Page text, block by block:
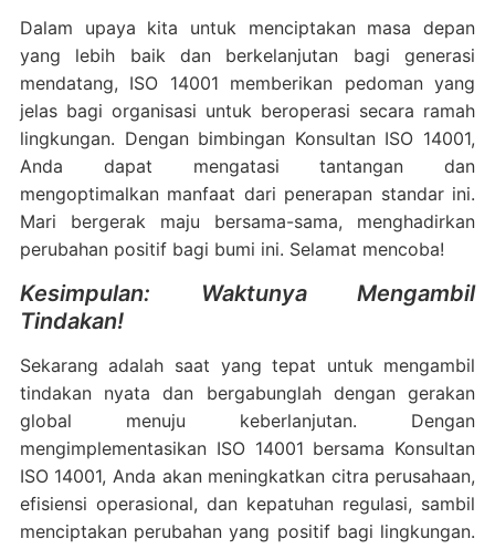
Dalam upaya kita untuk menciptakan masa depan
yang lebih baik dan berkelanjutan bagi generasi
mendatang, ISO 14001 memberikan pedoman yang
jelas bagi organisasi untuk beroperasi secara ramah
lingkungan. Dengan bimbingan Konsultan ISO 14001,
Anda dapat mengatasi tantangan dan
mengoptimalkan manfaat dari penerapan standar ini.
Mari bergerak maju bersama-sama, menghadirkan
perubahan positif bagi bumi ini. Selamat mencoba!
Kesimpulan: Waktunya Mengambil
Tindakan!
Sekarang adalah saat yang tepat untuk mengambil
tindakan nyata dan bergabunglah dengan gerakan
global menuju keberlanjutan. Dengan
mengimplementasikan ISO 14001 bersama Konsultan
ISO 14001, Anda akan meningkatkan citra perusahaan,
efisiensi operasional, dan kepatuhan regulasi, sambil
menciptakan perubahan yang positif bagi lingkungan.